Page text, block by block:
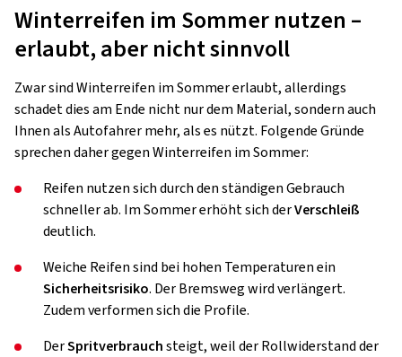
Winterreifen im Sommer nutzen –
erlaubt, aber nicht sinnvoll
Zwar sind Winterreifen im Sommer erlaubt, allerdings
schadet dies am Ende nicht nur dem Material, sondern auch
Ihnen als Autofahrer mehr, als es nützt. Folgende Gründe
sprechen daher gegen Winterreifen im Sommer:
Reifen nutzen sich durch den ständigen Gebrauch
schneller ab. Im Sommer erhöht sich derVerschleiß
deutlich.
Weiche Reifen sind bei hohen Temperaturen ein
Sicherheitsrisiko. Der Bremsweg wird verlängert.
Zudem verformen sich die Profile.
DerSpritverbrauchsteigt, weil der Rollwiderstand der